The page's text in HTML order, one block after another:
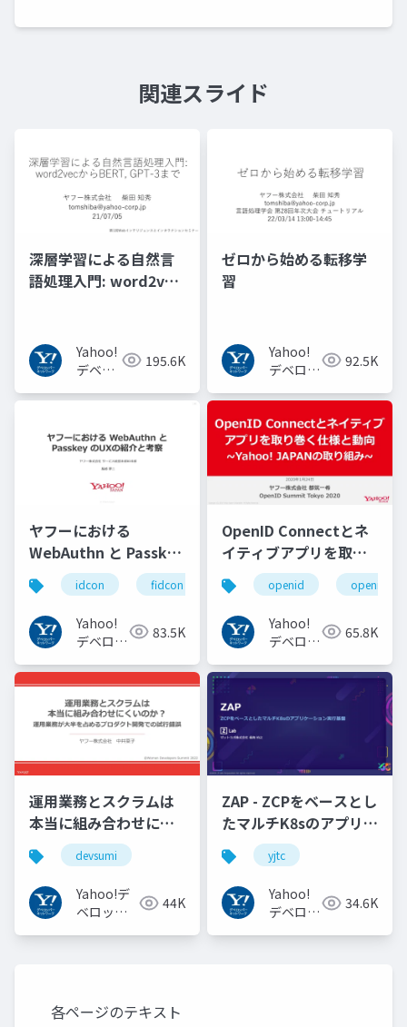
関連スライド
深層学習による自然言
語処理入門: word2vec
Yahoo!
デベロ
ネット
195.6K
ゼロから始める転移学
習
Yahoo!
デベロッ
トワーク
92.5K
ヤフーにおける
WebAuthn と Passkey
の UX の紹介と考察
#idcon #fidcon
idcon fidcon
Yahoo!
デベロッ
トワーク
83.5K
OpenID Connectとネ
イティブアプリを取り
巻く仕様と動向 Yahoo!
JAPANの取り組み
#openid
#openid_tokyo
openid
Yahoo!
デベロッ
トワーク
65.8K
運用業務とスクラムは
本当に組み合わせにく
いのか︖運用業務が大
半を占めるプロダクト
開発での試行錯誤
devsumi
Yahoo!デ
ベロッパ
44K
ZAP - ZCPをベースとし
たマルチK8sのアプリケ
ーション実行基盤
#YJTC / YJTC21 B-3
yjtc
Yahoo!
デベロッ
34.6K
各ページのテキスト